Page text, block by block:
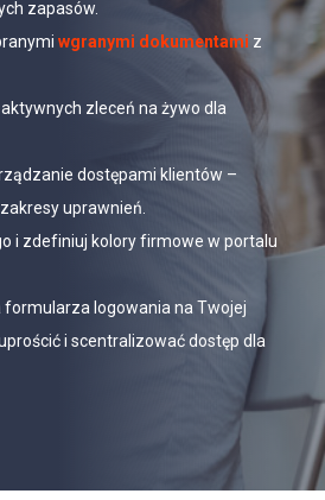
zapasów.
wgranymi dokumentami z
aktywnych zleceń na żywo dla
dostępami klientów –
uprawnień.
i zdefiniuj kolory firmowe w portalu
logowania na Twojej
i scentralizować dostęp dla